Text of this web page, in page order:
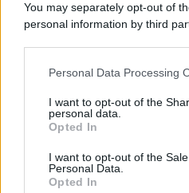
You may separately opt-out of
personal information by third
This information may also be
disclose it to other third parties.
Please note that this website/
services and may gather and
not limited to your visit or usage
grant or deny consent to
Personal Data Processing
I want to opt-out of the
personal data.
Opted In
I want to opt-out of the
Personal Data.
Opted In
InvestirMag
Investieren24